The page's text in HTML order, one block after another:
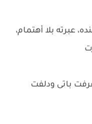
عبرته بلا أهتمام،
باتى ودلفت